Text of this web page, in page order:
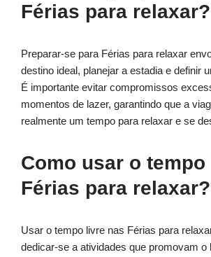
Férias para relaxar?
Preparar-se para Férias para relaxar
destino ideal, planejar a estadia e definir
É importante evitar compromissos
momentos de lazer, garantindo que a
realmente um tempo para relaxar e se
Como usar o
Férias para relaxar?
Usar o tempo livre nas Férias para
dedicar-se a atividades que promovam o